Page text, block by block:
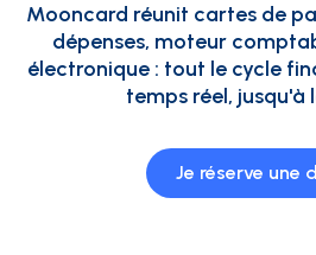
Mooncard réunit cartes de
dépenses, moteur
électronique : tout le cycle
temps réel, jusqu'à
Je réserve une